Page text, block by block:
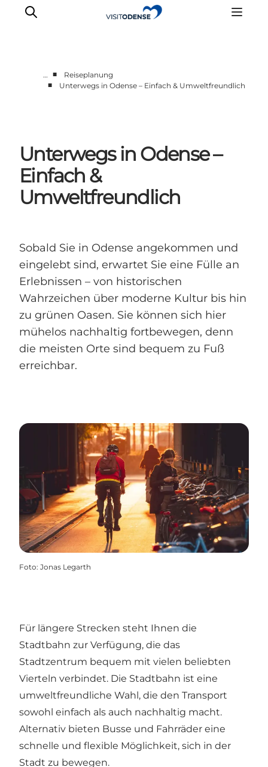
Inspiration
… ■
Reiseplanung
■
Unterwegs in Odense – Einfach & Umweltfreundlich
Unterwegs in Odense –
Einfach &
Umweltfreundlich
Sobald Sie in Odense angekommen und
eingelebt sind, erwartet Sie eine Fülle an
Erlebnissen – von historischen
Wahrzeichen über moderne Kultur bis hin
zu grünen Oasen. Sie können sich hier
mühelos nachhaltig fortbewegen, denn
die meisten Orte sind bequem zu Fuß
erreichbar.
Foto: Jonas Legarth
Für längere Strecken steht Ihnen die
Stadtbahn zur Verfügung, die das
Stadtzentrum bequem mit vielen beliebten
Vierteln verbindet. Die Stadtbahn ist eine
umweltfreundliche Wahl, die den Transport
sowohl einfach als auch nachhaltig macht.
Alternativ bieten Busse und Fahrräder eine
schnelle und flexible Möglichkeit, sich in der
Stadt zu bewegen.